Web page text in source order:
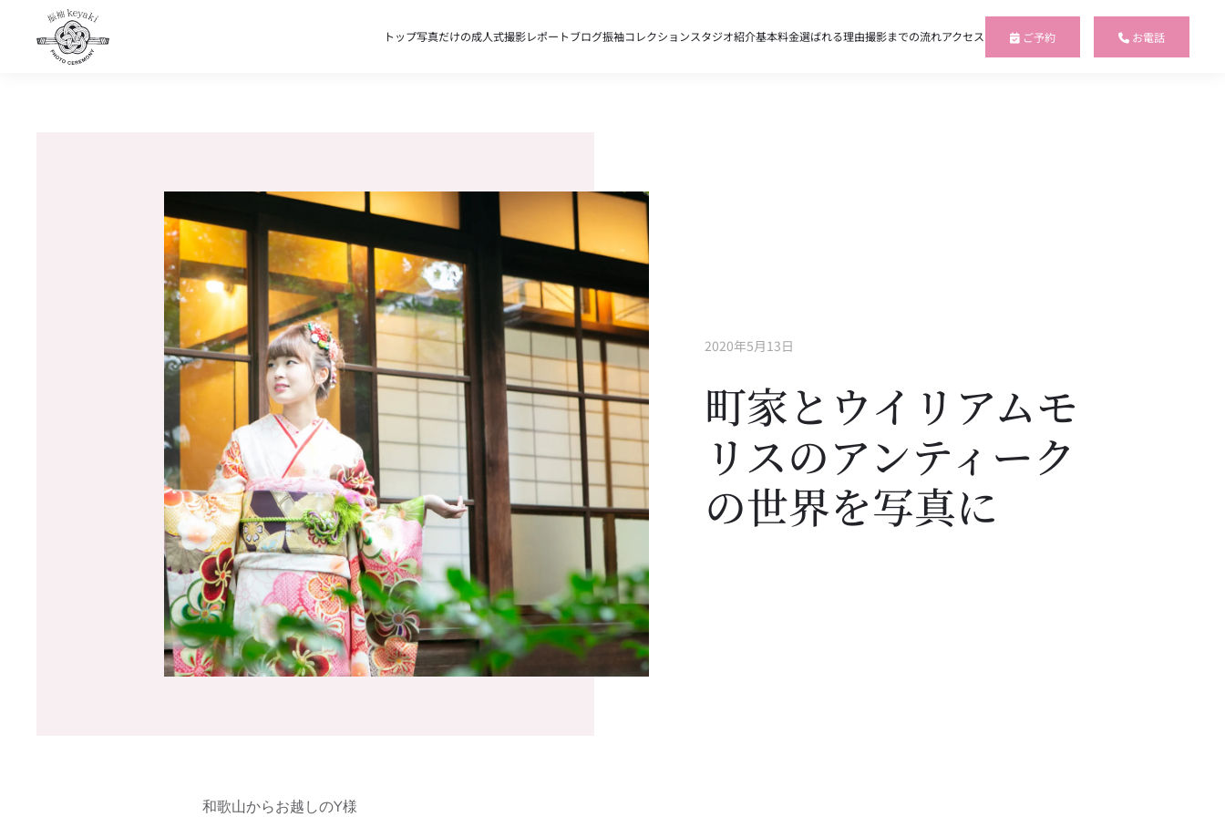
Skip to main content
トップ写真だけの成人式撮影レポートブログ振袖コレクションスタジオ紹介基本料金選ばれる理由撮影までの流れアクセス ご予約 お電話
2020年5月13日
町家とウイリアムモ
リスのアンティーク
の世界を写真に
和歌山からお越しのY様